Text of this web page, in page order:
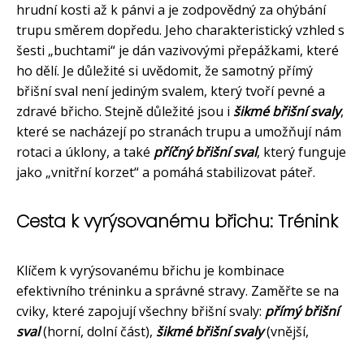
hrudní kosti až k pánvi a je zodpovědný za ohýbání
trupu směrem dopředu. Jeho charakteristický vzhled s
šesti „buchtami“ je dán vazivovými přepážkami, které
ho dělí. Je důležité si uvědomit, že samotný přímý
břišní sval není jediným svalem, který tvoří pevné a
zdravé břicho. Stejně důležité jsou i šikmé břišní svaly,
které se nacházejí po stranách trupu a umožňují nám
rotaci a úklony, a také příčný břišní sval, který funguje
jako „vnitřní korzet“ a pomáhá stabilizovat páteř.
Cesta k vyrýsovanému břichu: Trénink
Klíčem k vyrýsovanému břichu je kombinace
efektivního tréninku a správné stravy. Zaměřte se na
cviky, které zapojují všechny břišní svaly: přímý břišní
sval(horní, dolní část), šikmé břišní svaly(vnější,